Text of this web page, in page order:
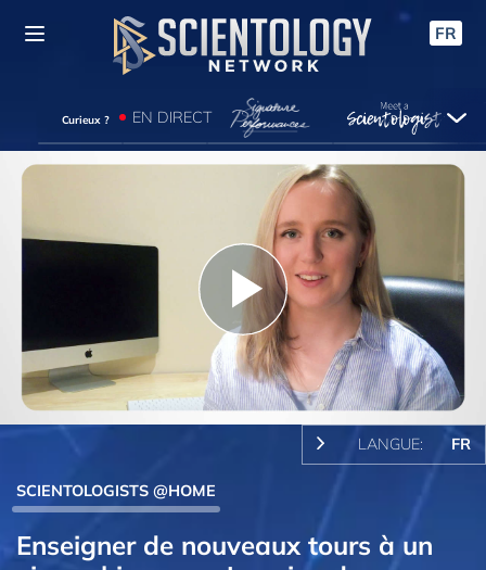
FR
Curieux ? EN DIRECT
Play
Video
LANGUE: FR
SCIENTOLOGISTS @HOME
Enseigner de nouveaux tours à un